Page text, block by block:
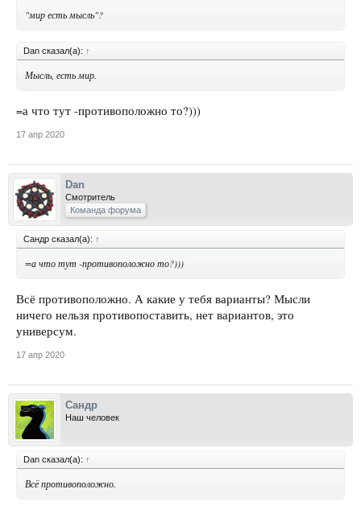
"мир есть мысль"?
Dan сказал(а): ↑
Мысль, есть мир.
=а что тут -противоположно то?)))
17 апр 2020
Dan
Смотритель
Команда форума
Сандр сказал(а): ↑
=а что тут -противоположно то?)))
Всё противоположно. А какие у тебя варианты? Мысли
ничего нельзя противопоставить, нет вариантов, это
универсум.
17 апр 2020
Сандр
Наш человек
Dan сказал(а): ↑
Всё противоположно.